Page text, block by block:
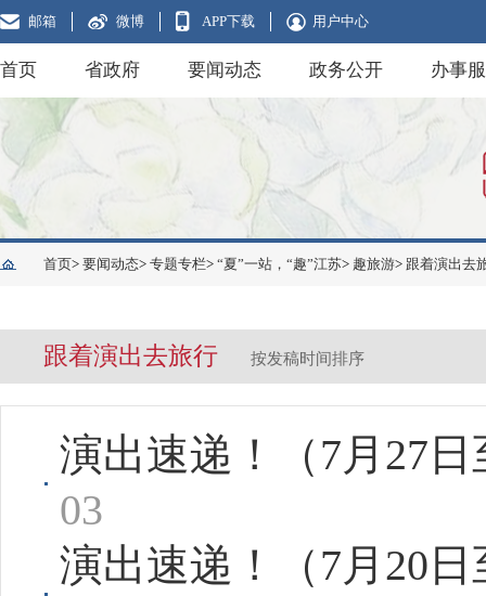
邮箱 微博 APP下载 用户中心
首页 省政府 要闻动态 政务公开 办事
首页> 要闻动态> 专题专栏> “夏”一站，“趣”江苏> 趣旅游> 跟着演出去
跟着演出去旅行 按发稿时间排序
演出速递！（7月27
03
演出速递！（7月20